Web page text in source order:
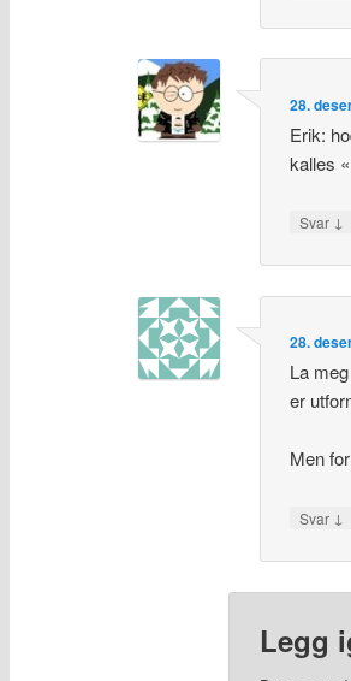
28.
Erik:
kalles
Svar ↓
28.
La
er
Men
Svar ↓
Legg